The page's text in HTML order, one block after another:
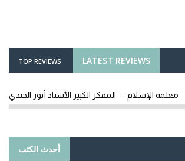
LATEST REVIEWS
TOP REVIEWS
معلمة الإسلام – المفكر الكبير الأستاذ أنور الجندي
أحدث الكتب